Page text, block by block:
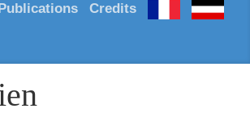
Publications Credits